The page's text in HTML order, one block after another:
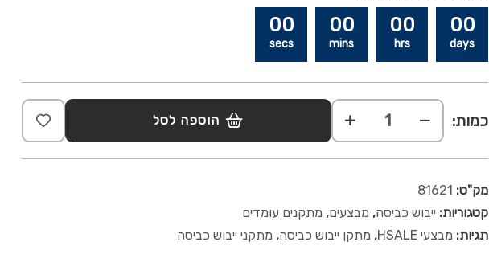
00
days
00
hrs
00
mins
00
secs
כמות: הוספה לסל
מק"ט: 81621
קטגוריות: ייבוש כביסה, מבצעים, מתקנים עומדים
תגיות: מבצעי HSALE , מתקן ייבוש כביסה, מתקני ייבוש כביסה